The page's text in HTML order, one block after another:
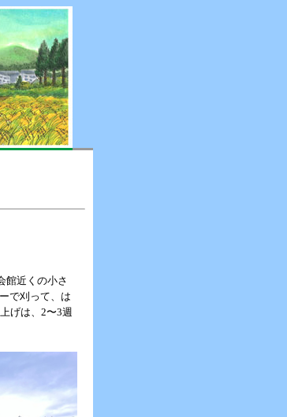
館近くの小さ
で刈って、は
げは、2〜3週